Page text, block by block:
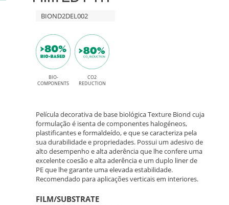
BIOND2DEL002
BIO-
COMPONENTS
CO2
REDUCTION
Película decorativa de base biológica Texture Biond cuja
formulação é isenta de componentes halogéneos,
plastificantes e formaldeído, e que se caracteriza pela
sua durabilidade e propriedades. Possui um adesivo de
alto desempenho e alta aderência que lhe confere uma
excelente coesão e alta aderência e um duplo liner de
PE que lhe garante uma elevada estabilidade.
Recomendado para aplicações verticais em interiores.
FILM/SUBSTRATE
EL002
Sacral
Based
Interior
Decor
finish
permanent
adhesive